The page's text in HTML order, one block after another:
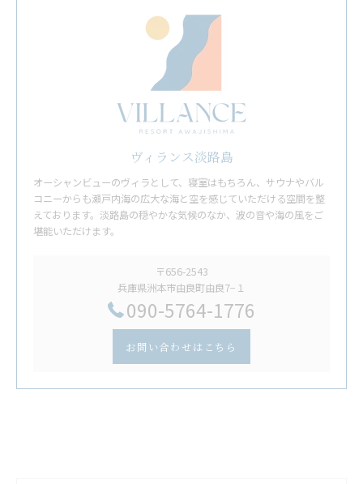
ヴィランス淡路島
オーシャンビューのヴィラとして、寝室はもちろん、サウナやバル
コニーからも瀬戸内海の広大な海と空を感じていただける空間を整
えております。淡路島の穏やかな気候のなか、波の音や海の風をご
堪能いただけます。
〒656-2543
兵庫県洲本市由良町由良7−１
​090-5764-1776
お問い合わせはこちら